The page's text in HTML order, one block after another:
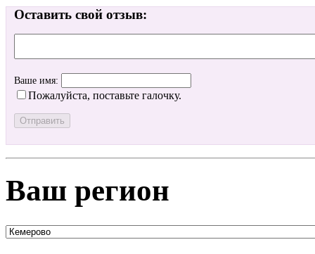
Оставить свой отзыв:
Ваше имя:
Пожалуйста, поставьте галочку.
Ваш регион